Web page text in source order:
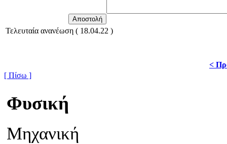
Τελευταία ανανέωση ( 18.04.22 )
<
[ Πίσω ]
Φυσική
Μηχανική